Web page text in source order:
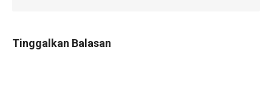
Tinggalkan Balasan